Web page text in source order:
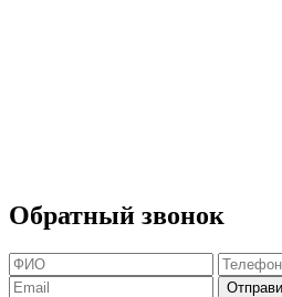
Обратный звонок